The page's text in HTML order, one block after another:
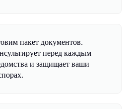
пакет документов.
перед каждым
и защищает ваши